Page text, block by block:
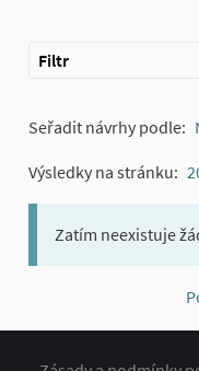
Filtr
Seřadit návrhy podle:
Výsledky na stránku:
Zatím neexistuje